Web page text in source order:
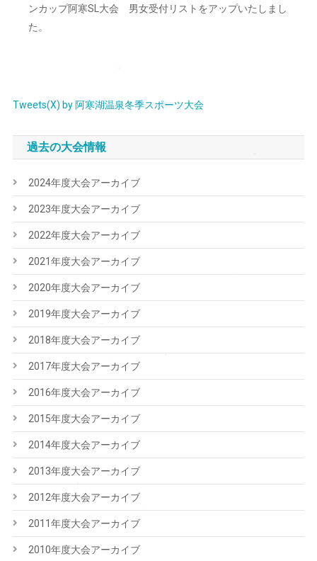
ンカップ阿寒SL大会 男女受付リストをアップいたしまし
た。
Tweets(X) by 阿寒湖温泉冬季スポーツ大会
過去の大会情報
2024年度大会アーカイブ
2023年度大会アーカイブ
2022年度大会アーカイブ
2021年度大会アーカイブ
2020年度大会アーカイブ
2019年度大会アーカイブ
2018年度大会アーカイブ
2017年度大会アーカイブ
2016年度大会アーカイブ
2015年度大会アーカイブ
2014年度大会アーカイブ
2013年度大会アーカイブ
2012年度大会アーカイブ
2011年度大会アーカイブ
2010年度大会アーカイブ